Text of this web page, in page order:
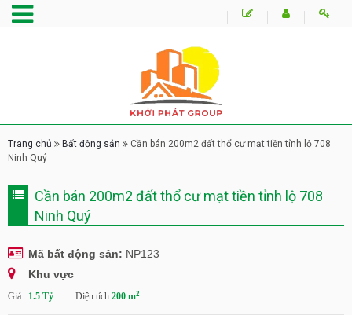
Trang chủ Bất động sản
Cần bán 200m2 đất thổ cư mạt tiền tỉnh lộ 708
Ninh Quý
Cần bán 200m2 đất thổ cư mạt tiền tỉnh lộ 708
Ninh Quý
Mã bất động sản: NP123
Khu vực
Giá : 1.5 Tỷ Diện tích 200 m2